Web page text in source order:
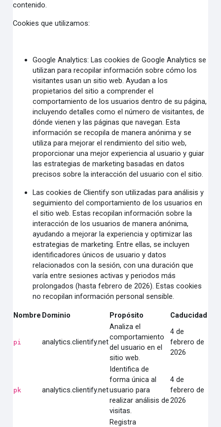
contenido.
Cookies que utilizamos:
Google Analytics: Las cookies de Google Analytics se
utilizan para recopilar información sobre cómo los
visitantes usan un sitio web. Ayudan a los
propietarios del sitio a comprender el
comportamiento de los usuarios dentro de su página,
incluyendo detalles como el número de visitantes, de
dónde vienen y las páginas que navegan. Esta
información se recopila de manera anónima y se
utiliza para mejorar el rendimiento del sitio web,
proporcionar una mejor experiencia al usuario y guiar
las estrategias de marketing basadas en datos
precisos sobre la interacción del usuario con el sitio.
Las cookies de Clientify son utilizadas para análisis y
seguimiento del comportamiento de los usuarios en
el sitio web. Estas recopilan información sobre la
interacción de los usuarios de manera anónima,
ayudando a mejorar la experiencia y optimizar las
estrategias de marketing. Entre ellas, se incluyen
identificadores únicos de usuario y datos
relacionados con la sesión, con una duración que
varía entre sesiones activas y periodos más
prolongados (hasta febrero de 2026). Estas cookies
no recopilan información personal sensible.
Nombre Dominio Propósito Caducidad
pi analytics.clientify.net
Analiza el
comportamiento
del usuario en el
sitio web.
4 de
febrero de
2026
pk analytics.clientify.net
Identifica de
forma única al
usuario para
realizar análisis de
visitas.
4 de
febrero de
2026
Registra